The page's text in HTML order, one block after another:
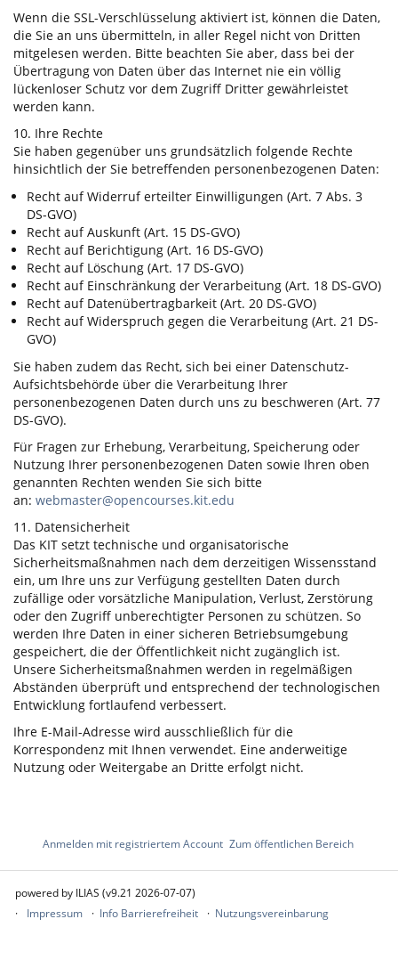
Wenn die SSL-Verschlüsselung aktiviert ist, können die Daten,
die Sie an uns übermitteln, in aller Regel nicht von Dritten
mitgelesen werden. Bitte beachten Sie aber, dass bei der
Übertragung von Daten über das Internet nie ein völlig
lückenloser Schutz vor dem Zugriff Dritter gewährleistet
werden kann.
10. Ihre Rechte
Sie haben gegenüber uns grundsätzlich folgende Rechte
hinsichtlich der Sie betreffenden personenbezogenen Daten:
Recht auf Widerruf erteilter Einwilligungen (Art. 7 Abs. 3
DS-GVO)
Recht auf Auskunft (Art. 15 DS-GVO)
Recht auf Berichtigung (Art. 16 DS-GVO)
Recht auf Löschung (Art. 17 DS-GVO)
Recht auf Einschränkung der Verarbeitung (Art. 18 DS-GVO)
Recht auf Datenübertragbarkeit (Art. 20 DS-GVO)
Recht auf Widerspruch gegen die Verarbeitung (Art. 21 DS-
GVO)
Sie haben zudem das Recht, sich bei einer Datenschutz-
Aufsichtsbehörde über die Verarbeitung Ihrer
personenbezogenen Daten durch uns zu beschweren (Art. 77
DS-GVO).
Für Fragen zur Erhebung, Verarbeitung, Speicherung oder
Nutzung Ihrer personenbezogenen Daten sowie Ihren oben
genannten Rechten wenden Sie sich bitte
an: webmaster@opencourses.kit.edu
11. Datensicherheit
Das KIT setzt technische und organisatorische
Sicherheitsmaßnahmen nach dem derzeitigen Wissensstand
ein, um Ihre uns zur Verfügung gestellten Daten durch
zufällige oder vorsätzliche Manipulation, Verlust, Zerstörung
oder den Zugriff unberechtigter Personen zu schützen. So
werden Ihre Daten in einer sicheren Betriebsumgebung
gespeichert, die der Öffentlichkeit nicht zugänglich ist.
Unsere Sicherheitsmaßnahmen werden in regelmäßigen
Abständen überprüft und entsprechend der technologischen
Entwicklung fortlaufend verbessert.
Ihre E-Mail-Adresse wird ausschließlich für die
Korrespondenz mit Ihnen verwendet. Eine anderweitige
Nutzung oder Weitergabe an Dritte erfolgt nicht.
Anmelden mit registriertem Account Zum öffentlichen Bereich
powered by ILIAS (v9.21 2026-07-07)
Impressum
Info Barrierefreiheit Nutzungsvereinbarung